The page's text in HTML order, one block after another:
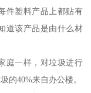
件塑料产品上都贴有
道该产品是由什么材
庭一样，对垃圾进行
的40%来自办公楼。